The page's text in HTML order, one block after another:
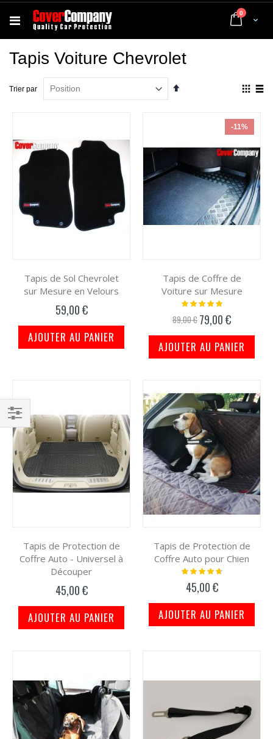
Cart
0 articles
Tapis Voiture Chevrolet
Trier par
Par
Tapis de Sol Chevrolet
sur Mesure en Velours
59,00 €
AJOUTER AU PANIER
-11%
Tapis de Coffre de
Voiture sur Mesure
Notation:
89,00 € Prix
spécial
79,00 €
AJOUTER AU PANIER
Tapis de Protection de
Coffre Auto - Universel à
Découper
45,00 €
AJOUTER AU PANIER
Tapis de Protection de
Coffre Auto pour Chien
Notation:
45,00 €
AJOUTER AU PANIER
Filtrer